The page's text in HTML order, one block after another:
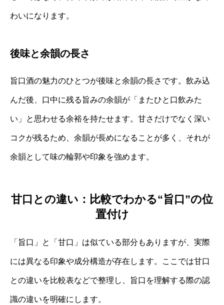
わいになります。
後味と余韻の長さ
旨口酒の魅力のひとつが後味と余韻の長さです。飲み込
んだ後、口中に残る旨みの余韻が「またひと口飲みた
い」と思わせる余裕を持たせます。甘さだけでなく深い
コクが残るため、余韻が長めになることが多く、それが
余韻として味の輪郭や印象を強めます。
甘口との違い：比較でわかる“旨口”の位
置付け
「旨口」と「甘口」は似ている部分もありますが、実際
には異なる印象や成分構造が存在します。ここでは甘口
との違いを比較表などで整理し、旨口を理解する際の認
識の違いを明確にします。